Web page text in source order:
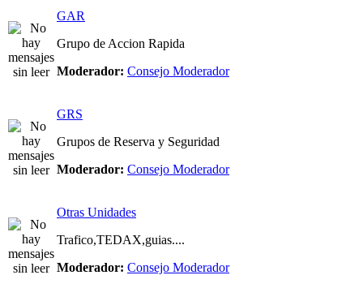
GAR
Grupo de Accion Rapida
Moderador: Consejo Moderador
GRS
Grupos de Reserva y Seguridad
Moderador: Consejo Moderador
Otras Unidades
Trafico,TEDAX,guias....
Moderador: Consejo Moderador